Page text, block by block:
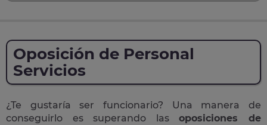
Oposición de Personal
Servicios
¿Te gustaría ser funcionario? Una manera de
conseguirlo es superando lasoposiciones de